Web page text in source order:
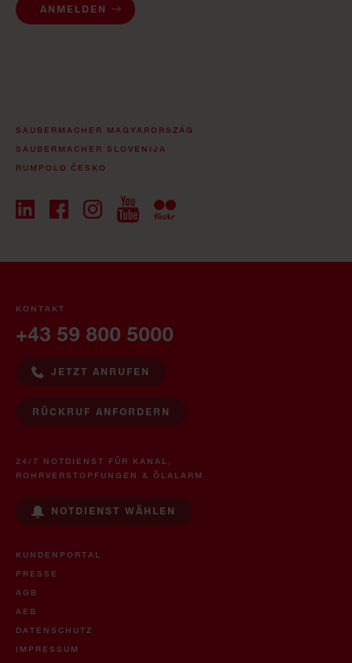
ANMELDEN
SAUBERMACHER MAGYARORSZÁG
SAUBERMACHER SLOVENIJA
RUMPOLD ČESKO
KONTAKT
+43 59 800 5000
JETZT ANRUFEN
RÜCKRUF ANFORDERN
24/7 NOTDIENST FÜR KANAL,
ROHRVERSTOPFUNGEN & ÖLALARM
NOTDIENST WÄHLEN
KUNDENPORTAL
PRESSE
AGB
AEB
DATENSCHUTZ
IMPRESSUM